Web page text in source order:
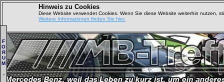
Hinweis zu Cookies
Diese Website verwendet Cookies. Wenn Sie diese Website weiterhin nutzen,
Weitere Informationen finden Sie hier.
F
O
R
U
M
-